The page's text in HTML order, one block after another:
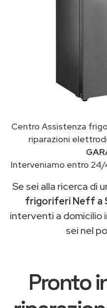
Centro Assistenza
riparazioni
Interveniamo entro
Se sei alla ricerca di
frigoriferi Neff a
interventi a domicilio
sei nel
Pronto